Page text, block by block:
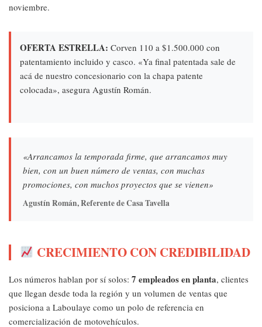
noviembre.
OFERTA ESTRELLA: Corven 110 a $1.500.000 con
patentamiento incluido y casco. «Ya final patentada sale de
acá de nuestro concesionario con la chapa patente
colocada», asegura Agustín Román.
«Arrancamos la temporada firme, que arrancamos muy
bien, con un buen número de ventas, con muchas
promociones, con muchos proyectos que se vienen»
Agustín Román, Referente de Casa Tavella
CRECIMIENTO CON CREDIBILIDAD
Los números hablan por sí solos: 7 empleados en planta, clientes
que llegan desde toda la región y un volumen de ventas que
posiciona a Laboulaye como un polo de referencia en
comercialización de motovehículos.